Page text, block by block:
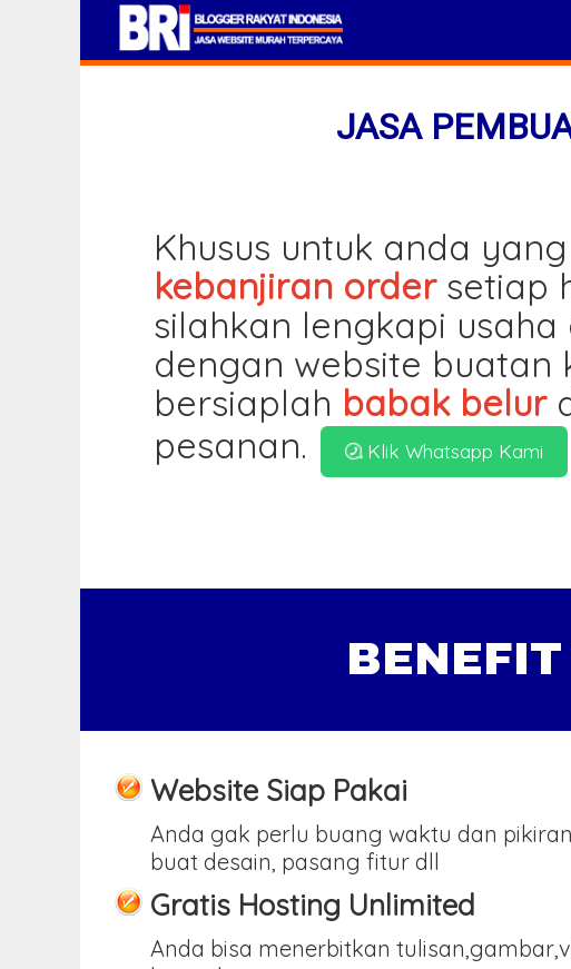
JASA
Khusus untuk anda
kebanjiran ordersetiap
silahkan lengkapi usaha
dengan website buatan
bersiaplah babak belur
pesanan.
Klik Whatsapp Kami
Website Siap Pakai
Anda gak perlu buang waktu dan
buat desain, pasang fitur dll
Gratis Hosting Unlimited
Anda bisa menerbitkan